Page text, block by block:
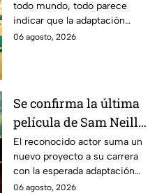
es lo que se sabe al
momento
todo mundo, todo parece
indicar que la adaptación
podría ser cancelada:
06 agosto, 2026
Se confirma la última
película de Sam Neill
antes de morir: esto es
lo que se sabe hasta
ahora
El reconocido actor suma un
nuevo proyecto a su carrera
con la esperada adaptación
cinematográfica del popular
06 agosto, 2026